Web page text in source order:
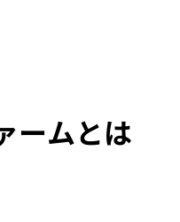
ームとは